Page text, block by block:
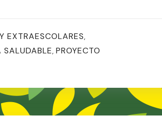
EXTRAESCOLARES,
, PROYECTO